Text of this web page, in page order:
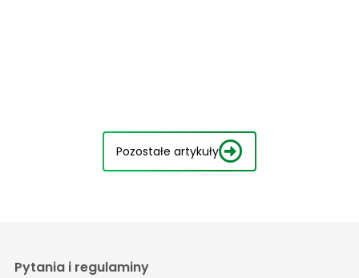
Pozostałe artykuły
Pytania i regulaminy